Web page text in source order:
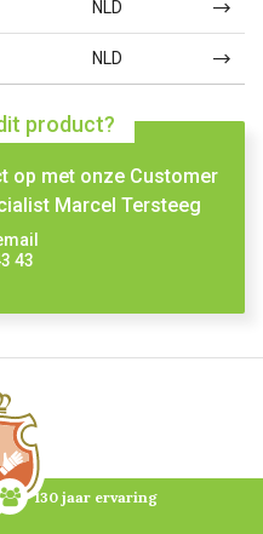
NLD
NLD
product?
op met onze Customer
Marcel Tersteeg
43
130 jaar ervaring